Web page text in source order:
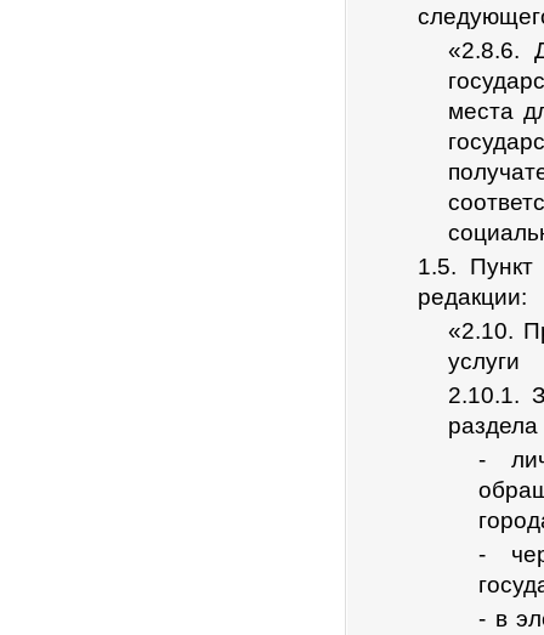
«2.8.6.
места
1.5.
редакции:
«2.10.
услуги
2.10.1.
-
-
- в